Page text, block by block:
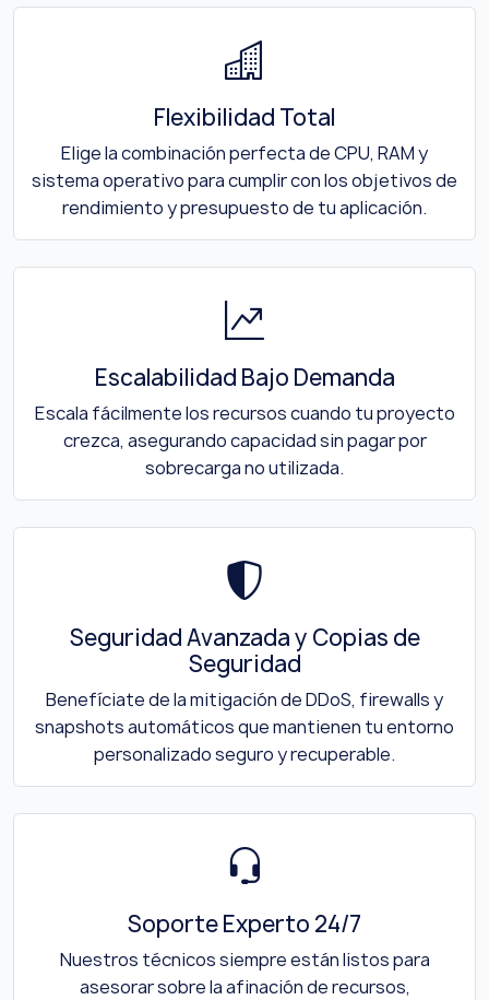
Flexibilidad Total
Elige la combinación perfecta de CPU, RAM y
sistema operativo para cumplir con los objetivos de
rendimiento y presupuesto de tu aplicación.
Escalabilidad Bajo Demanda
Escala fácilmente los recursos cuando tu proyecto
crezca, asegurando capacidad sin pagar por
sobrecarga no utilizada.
Seguridad Avanzada y Copias de
Seguridad
Benefíciate de la mitigación de DDoS, firewalls y
snapshots automáticos que mantienen tu entorno
personalizado seguro y recuperable.
Soporte Experto 24/7
Nuestros técnicos siempre están listos para
asesorar sobre la afinación de recursos,